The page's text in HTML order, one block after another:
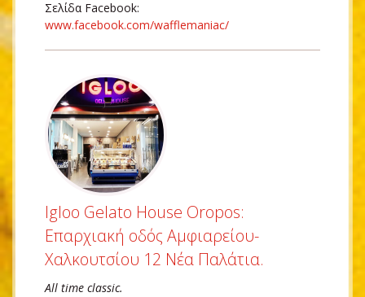
Σελίδα Facebook:
www.facebook.com/wafflemaniac/
Igloo Gelato House Oropos:
Επαρχιακή οδός Αμφιαρείου-
Χαλκουτσίου 12 Νέα Παλάτια.
All time classic.